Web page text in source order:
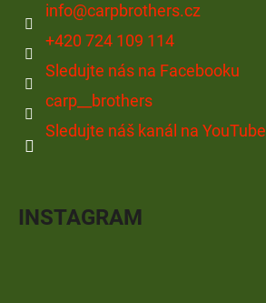
info@carpbrothers.cz
+420 724 109 114
Sledujte nás na Facebooku
carp__brothers
Sledujte náš kanál na YouTube
INSTAGRAM